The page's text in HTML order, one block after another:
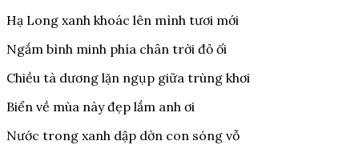
Hạ Long xanh khoác lên mình tươi mới
Ngắm bình minh phía chân trời đỏ ối
Chiều tà dương lặn ngụp giữa trùng khơi
Biển về mùa này đẹp lắm anh ơi
Nước trong xanh dập dờn con sóng vỗ